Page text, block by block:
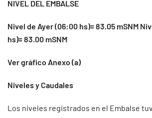
NIVEL DEL EMBALSE
Nivel de Ayer (06:00 hs)= 83.05 mSNM
hs)= 83.00 mSNM
Ver gráfico Anexo (a)
Niveles y Caudales
Los niveles registrados en el Embalse